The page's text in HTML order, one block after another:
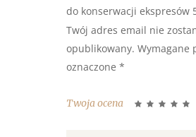
do konserwacji ekspresów
Twój adres email nie
opublikowany. Wymagane
oznaczone *
Twoja ocena